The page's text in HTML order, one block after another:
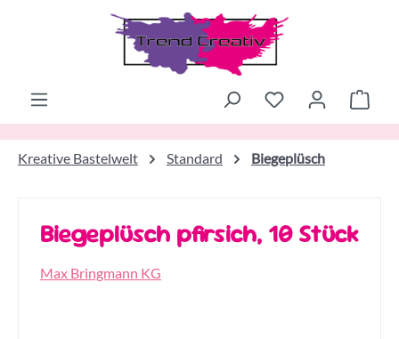
Zum Hauptinhalt springen
Kreative Bastelwelt Standard Biegeplüsch
Biegeplüsch pfirsich, 10 Stück
Max Bringmann KG